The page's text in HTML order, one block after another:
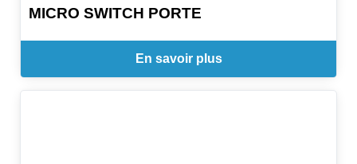
MICRO SWITCH PORTE
En savoir plus